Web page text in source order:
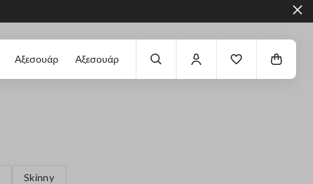
Αξεσουάρ Αξεσουάρ
Skinny